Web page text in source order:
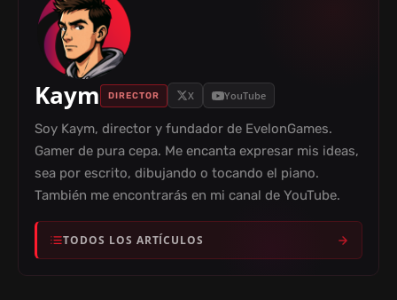
Kaym DIRECTOR X YouTube
Soy Kaym, director y fundador de EvelonGames.
Gamer de pura cepa. Me encanta expresar mis ideas,
sea por escrito, dibujando o tocando el piano.
También me encontrarás en mi canal de YouTube.
TODOS LOS ARTÍCULOS